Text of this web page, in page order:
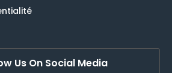
Us On Social Media